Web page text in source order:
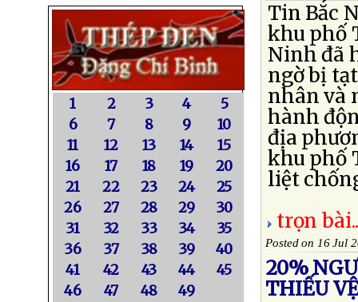
1 2 3 4
5
6
7 8 9
10
11
12 13 14
15
16
17 18 19
20
21
22 23 24
25
26
27 28 29
30
31
32 33 34
35
36
37 38 39
40
41
42 43 44
45
46
47 48 49
Tin Bắc
khu phố
Ninh đã
ngờ bị
nhân và
hành
địa
khu phố
liệt
trọn
Posted on 16 Jul
20%
THIẾU